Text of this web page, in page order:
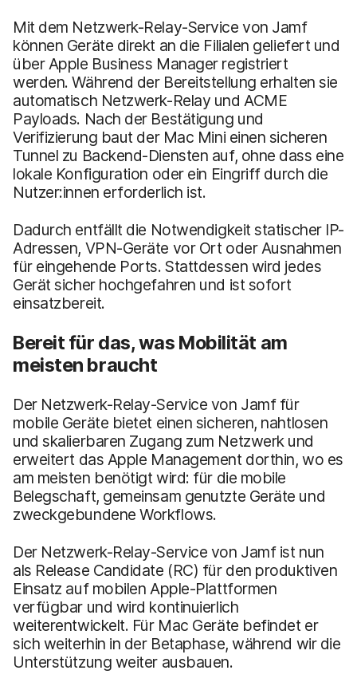
Mit dem Netzwerk-Relay-Service von Jamf
können Geräte direkt an die Filialen geliefert und
über Apple Business Manager registriert
werden. Während der Bereitstellung erhalten sie
automatisch Netzwerk-Relay und ACME
Payloads. Nach der Bestätigung und
Verifizierung baut der Mac Mini einen sicheren
Tunnel zu Backend-Diensten auf, ohne dass eine
lokale Konfiguration oder ein Eingriff durch die
Nutzer:innen erforderlich ist.
Dadurch entfällt die Notwendigkeit statischer IP-
Adressen, VPN-Geräte vor Ort oder Ausnahmen
für eingehende Ports. Stattdessen wird jedes
Gerät sicher hochgefahren und ist sofort
einsatzbereit.
Bereit für das, was Mobilität am
meisten braucht
Der Netzwerk-Relay-Service von Jamf für
mobile Geräte bietet einen sicheren, nahtlosen
und skalierbaren Zugang zum Netzwerk und
erweitert das Apple Management dorthin, wo es
am meisten benötigt wird: für die mobile
Belegschaft, gemeinsam genutzte Geräte und
zweckgebundene Workflows.
Der Netzwerk-Relay-Service von Jamf ist nun
als Release Candidate (RC) für den produktiven
Einsatz auf mobilen Apple-Plattformen
verfügbar und wird kontinuierlich
weiterentwickelt. Für Mac Geräte befindet er
sich weiterhin in der Betaphase, während wir die
Unterstützung weiter ausbauen.